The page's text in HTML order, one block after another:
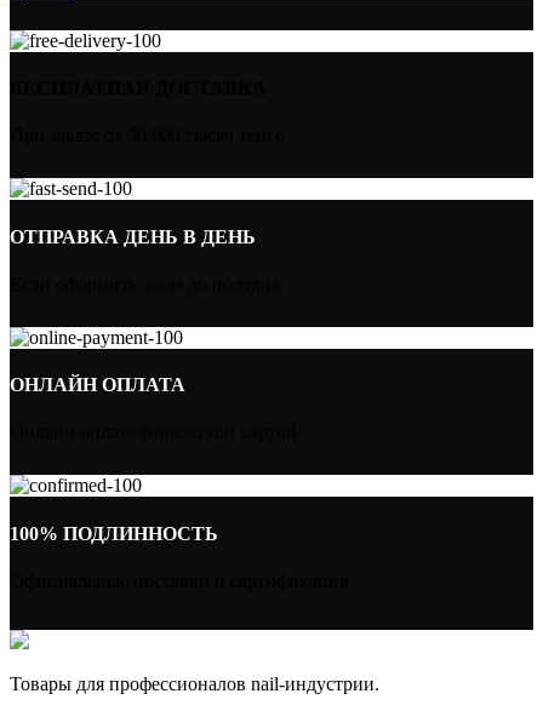
ОТПРАВКА ДЕНЬ В ДЕНЬ
ОНЛАЙН ОПЛАТА
100% ПОДЛИННОСТЬ
Товары для профессионалов nail-индустрии.